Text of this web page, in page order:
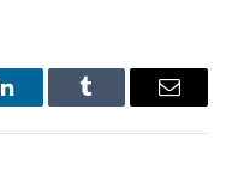
LinkedInTumblr Email